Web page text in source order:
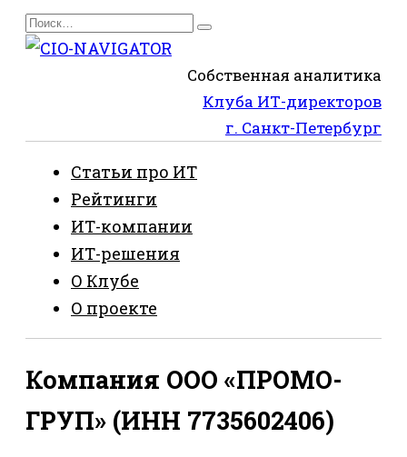
Перейти
к
Search
for:
Собственная аналитика
Клуба ИТ-директоров
г. Санкт-Петербург
Статьи про ИТ
Рейтинги
ИТ-компании
ИТ-решения
О Клубе
О проекте
Компания ООО «ПРОМО-
ГРУП» (ИНН 7735602406)